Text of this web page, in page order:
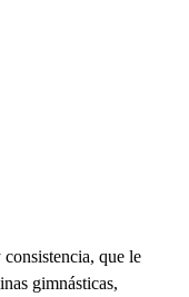
que le
gimnásticas,